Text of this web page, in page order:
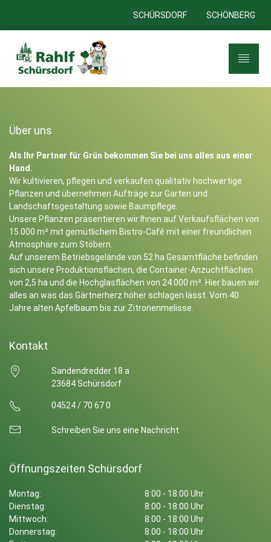
SCHÜRSDORF SCHÖNBERG
Über uns
Als Ihr Partner für Grün bekommen Sie bei uns alles aus einer
Hand.
Wir kultivieren, pflegen und verkaufen qualitativ hochwertige
Pflanzen und übernehmen Aufträge zur Garten und
Landschaftsgestaltung sowie Baumpflege.
Unsere Pflanzen präsentieren wir Ihnen auf Verkaufsflächen von
15.000 m² mit gemütlichem Bistro-Café mit einer freundlichen
Atmosphäre zum Stöbern.
Auf unserem Betriebsgelände von 52 ha Gesamtfläche befinden
sich unsere Produktionsflächen, die Container-Anzuchtflächen
von 2,5 ha und die Hochglasflächen von 24.000 m². Hier bauen wir
alles an was das Gärtnerherz höher schlagen lässt. Vom 40
Jahre alten Apfelbaum bis zur Zitronenmelisse.
Kontakt
Sandendredder 18 a
23684 Schürsdorf
04524 / 70 67 0
Schreiben Sie uns eine Nachricht
Öffnungszeiten Schürsdorf
Montag:
Dienstag:
Mittwoch:
Donnerstag:
8:00 - 18:00 Uhr
8:00 - 18:00 Uhr
8:00 - 18:00 Uhr
8:00 - 18:00 Uhr